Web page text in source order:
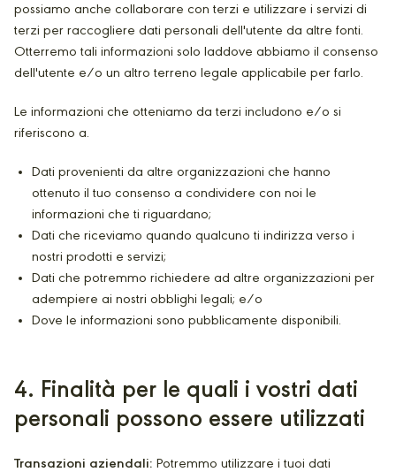
possiamo anche collaborare con terzi e utilizzare i servizi di
terzi per raccogliere dati personali dell'utente da altre fonti.
Otterremo tali informazioni solo laddove abbiamo il consenso
dell'utente e/o un altro terreno legale applicabile per farlo.
Le informazioni che otteniamo da terzi includono e/o si
riferiscono a.
Dati provenienti da altre organizzazioni che hanno
ottenuto il tuo consenso a condividere con noi le
informazioni che ti riguardano;
Dati che riceviamo quando qualcuno ti indirizza verso i
nostri prodotti e servizi;
Dati che potremmo richiedere ad altre organizzazioni per
adempiere ai nostri obblighi legali; e/o
Dove le informazioni sono pubblicamente disponibili.
4. Finalità per le quali i vostri dati
personali possono essere utilizzati
Transazioni aziendali: Potremmo utilizzare i tuoi dati